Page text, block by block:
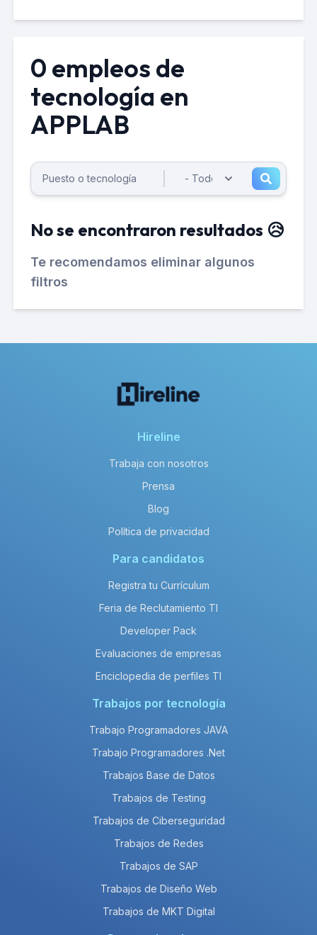
0 empleos de
tecnología en
APPLAB
No se encontraron resultados 😥
Te recomendamos eliminar algunos
filtros
Hireline
Trabaja con nosotros
Prensa
Blog
Política de privacidad
Para candidatos
Registra tu Currículum
Feria de Reclutamiento TI
Developer Pack
Evaluaciones de empresas
Enciclopedia de perfiles TI
Trabajos por tecnología
Trabajo Programadores JAVA
Trabajo Programadores .Net
Trabajos Base de Datos
Trabajos de Testing
Trabajos de Ciberseguridad
Trabajos de Redes
Trabajos de SAP
Trabajos de Diseño Web
Trabajos de MKT Digital